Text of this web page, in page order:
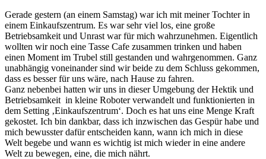
Gerade gestern (an einem Samstag) war ich mit meiner Tochter in
einem Einkaufszentrum. Es war sehr viel los, eine große
Betriebsamkeit und Unrast war für mich wahrzunehmen. Eigentlich
wollten wir noch eine Tasse Cafe zusammen trinken und haben
einen Moment im Trubel still gestanden und wahrgenommen. Ganz
unabhängig voneinander sind wir beide zu dem Schluss gekommen,
dass es besser für uns wäre, nach Hause zu fahren.
Ganz nebenbei hatten wir uns in dieser Umgebung der Hektik und
Betriebsamkeit in kleine Roboter verwandelt und funktionierten in
dem Setting ‚Einkaufszentrum‘. Doch es hat uns eine Menge Kraft
gekostet. Ich bin dankbar, dass ich inzwischen das Gespür habe und
mich bewusster dafür entscheiden kann, wann ich mich in diese
Welt begebe und wann es wichtig ist mich wieder in eine andere
Welt zu bewegen, eine, die mich nährt.